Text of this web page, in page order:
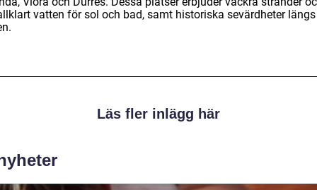
vatten för sol och bad, samt historiska sevärdheter längs
Läs fler inlägg här